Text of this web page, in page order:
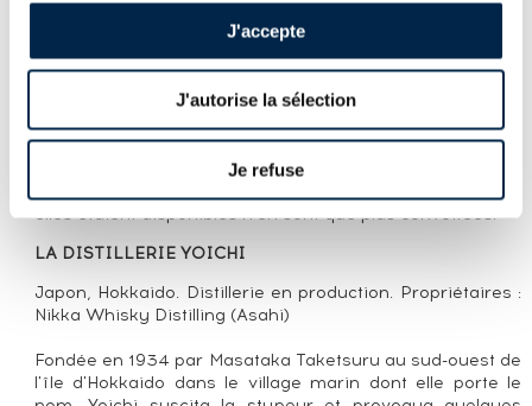
J'accepte
J'autorise la sélection
Je refuse
Expression classique du single malt d'Hokkaido âgé de
quinze ans. Assemblage essentiellement de fûts de
chêne neuf et de fûts retoastés. Suite au succès
grandissant des whiskies japonais, Nikka a interrompue
cette version au milieu des années 2010 de même que
les autres whiskies affichant un compte d'âge de la
gamme au profit des NAS qui permettent une plus
grande souplesse dans la gestion des stocks. Ces
anciennes versions déjà très appréciées à l'époque où
elles étaient disponibles n'en sont que plus convoitées.
LA DISTILLERIE YOICHI
Japon, Hokkaido. Distillerie en production. Propriétaires :
Nikka Whisky Distilling (Asahi)
Fondée en 1934 par Masataka Taketsuru au sud-ouest de
l'île d'Hokkaido dans le village marin dont elle porte le